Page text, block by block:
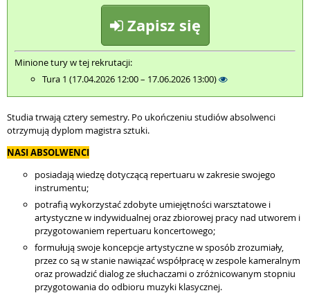
Zapisz się
Minione tury w tej rekrutacji:
Tura 1 (17.04.2026 12:00 – 17.06.2026 13:00)
Studia trwają cztery semestry. Po ukończeniu studiów absolwenci
otrzymują dyplom magistra sztuki.
NASI ABSOLWENCI
posiadają wiedzę dotyczącą repertuaru w zakresie swojego
instrumentu;
potrafią wykorzystać zdobyte umiejętności warsztatowe i
artystyczne w indywidualnej oraz zbiorowej pracy nad utworem i
przygotowaniem repertuaru koncertowego;
formułują swoje koncepcje artystyczne w sposób zrozumiały,
przez co są w stanie nawiązać współpracę w zespole kameralnym
oraz prowadzić dialog ze słuchaczami o zróżnicowanym stopniu
przygotowania do odbioru muzyki klasycznej.